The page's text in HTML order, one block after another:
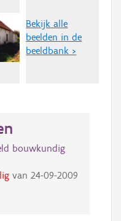
Bekijk alle
beelden in de
beeldbank >
bouwkundig
van 24-09-2009